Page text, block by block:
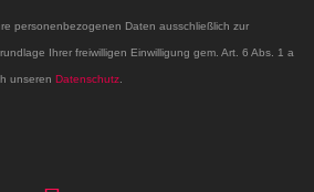
personenbezogenen Daten ausschließlich zur
Ihrer freiwilligen Einwilligung gem. Art. 6 Abs. 1 a
unseren Datenschutz.